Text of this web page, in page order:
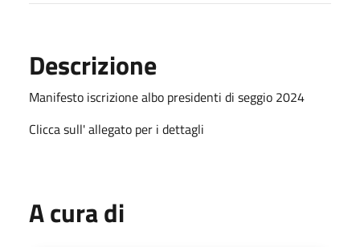
Descrizione
Manifesto iscrizione albo presidenti di seggio 2024
Clicca sull' allegato per i dettagli
A cura di